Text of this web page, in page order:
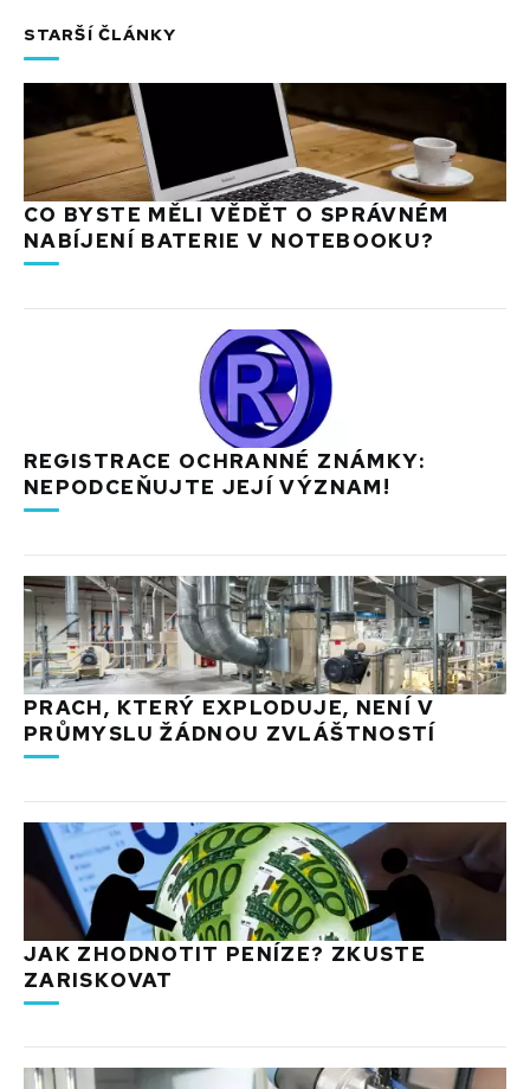
STARŠÍ ČLÁNKY
CO BYSTE MĚLI VĚDĚT O SPRÁVNÉM
NABÍJENÍ BATERIE V NOTEBOOKU?
REGISTRACE OCHRANNÉ ZNÁMKY:
NEPODCEŇUJTE JEJÍ VÝZNAM!
PRACH, KTERÝ EXPLODUJE, NENÍ V
PRŮMYSLU ŽÁDNOU ZVLÁŠTNOSTÍ
JAK ZHODNOTIT PENÍZE? ZKUSTE
ZARISKOVAT